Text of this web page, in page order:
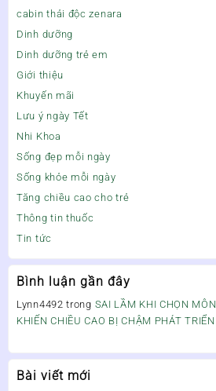
cabin thải độc zenara
Dinh dưỡng
Dinh dưỡng trẻ em
Giới thiệu
Khuyến mãi
Lưu ý ngày Tết
Nhi Khoa
Sống đẹp mỗi ngày
Sống khỏe mỗi ngày
Tăng chiều cao cho trẻ
Thông tin thuốc
Tin tức
Bình luận gần đây
Lynn4492 trong SAI LẦM KHI CHỌN
KHIẾN CHIỀU CAO BỊ CHẬM PHÁT TRIỂN
Bài viết mới